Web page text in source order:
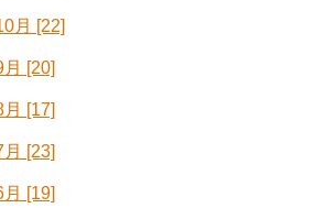
月 [22]
[20]
[17]
[23]
[19]